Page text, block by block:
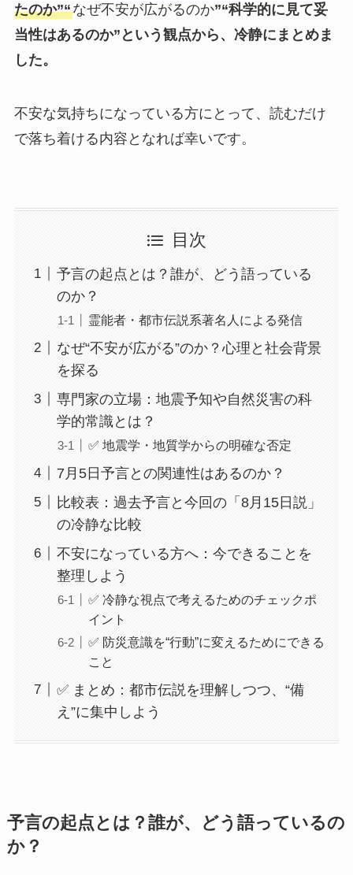
たのか”“なぜ不安が広がるのか”“科学的に見て妥
当性はあるのか”という観点から、冷静にまとめま
した。
不安な気持ちになっている方にとって、読むだけ
で落ち着ける内容となれば幸いです。
目次
予言の起点とは？誰が、どう語っている
のか？
霊能者・都市伝説系著名人による発信
なぜ“不安が広がる”のか？心理と社会背景
を探る
専門家の立場：地震予知や自然災害の科
学的常識とは？
✅ 地震学・地質学からの明確な否定
7月5日予言との関連性はあるのか？
比較表：過去予言と今回の「8月15日説」
の冷静な比較
不安になっている方へ：今できることを
整理しよう
✅ 冷静な視点で考えるためのチェックポ
イント
✅ 防災意識を“行動”に変えるためにできる
こと
✅ まとめ：都市伝説を理解しつつ、“備
え”に集中しよう
予言の起点とは？誰が、どう語っているの
か？